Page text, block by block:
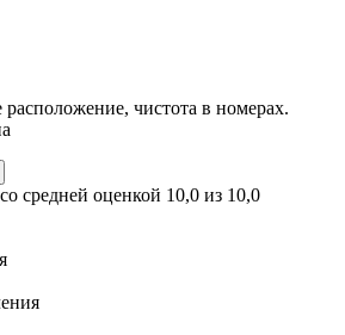
чистота в номерах.
средней оценкой 10,0 из 10,0